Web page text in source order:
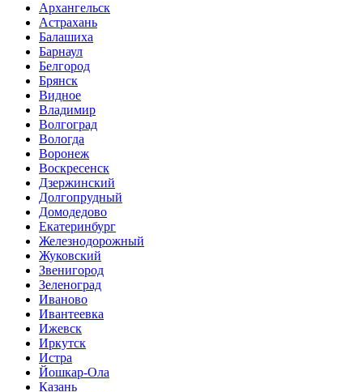
Архангельск
Астрахань
Балашиха
Барнаул
Белгород
Брянск
Видное
Владимир
Волгоград
Вологда
Воронеж
Воскресенск
Дзержинский
Долгопрудный
Домодедово
Екатеринбург
Железнодорожный
Жуковский
Звенигород
Зеленоград
Иваново
Ивантеевка
Ижевск
Иркутск
Истра
Йошкар-Ола
Казань